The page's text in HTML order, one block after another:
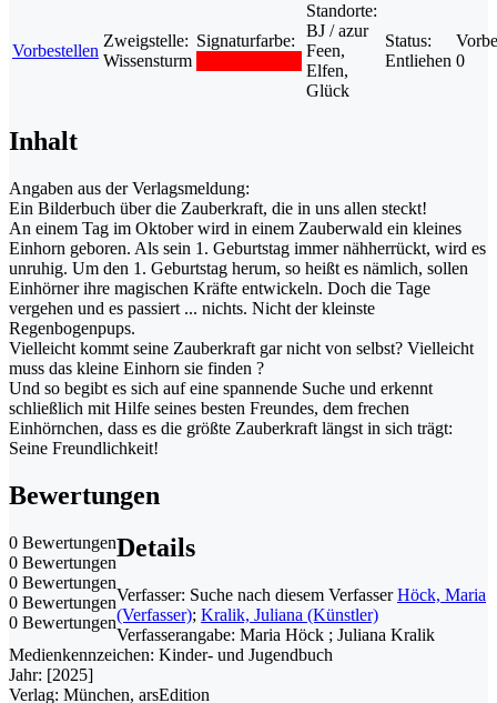
Vorbestellen
Zweigstelle:
Wissensturm
Signaturfarbe:
Standorte:
BJ / azur
Feen,
Elfen,
Glück
Status:
Entliehen 0
Inhalt
Angaben aus der Verlagsmeldung:
Ein Bilderbuch über die Zauberkraft, die in uns allen steckt!
An einem Tag im Oktober wird in einem Zauberwald ein kleines
Einhorn geboren. Als sein 1. Geburtstag immer nähherrückt, wird es
unruhig. Um den 1. Geburtstag herum, so heißt es nämlich, sollen
Einhörner ihre magischen Kräfte entwickeln. Doch die Tage
vergehen und es passiert ... nichts. Nicht der kleinste
Regenbogenpups.
Vielleicht kommt seine Zauberkraft gar nicht von selbst? Vielleicht
muss das kleine Einhorn sie finden ?
Und so begibt es sich auf eine spannende Suche und erkennt
schließlich mit Hilfe seines besten Freundes, dem frechen
Einhörnchen, dass es die größte Zauberkraft längst in sich trägt:
Seine Freundlichkeit!
Bewertungen
0 Bewertungen
0 Bewertungen
0 Bewertungen
0 Bewertungen
0 Bewertungen
Details
Verfasser: Suche nach diesem Verfasser Höck, Maria
(Verfasser); Kralik, Juliana (Künstler)
Verfasserangabe: Maria Höck ; Juliana Kralik
Medienkennzeichen: Kinder- und Jugendbuch
Jahr: [2025]
Verlag: München, arsEdition